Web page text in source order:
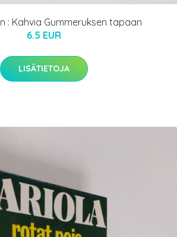
: Kahvia Gummeruksen tapaan
6.5 EUR
LISÄTIETOJA